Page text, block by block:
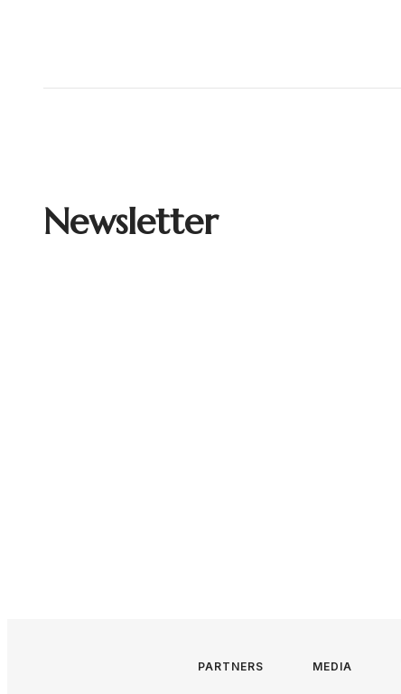
Newsletter
PARTNERS MEDIA